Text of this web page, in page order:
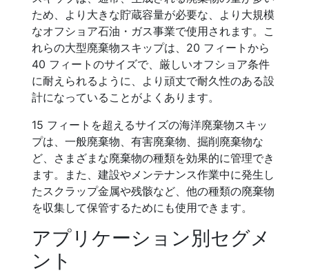
ため、より大きな貯蔵容量が必要な、より大規模
なオフショア石油・ガス事業で使用されます。こ
れらの大型廃棄物スキップは、20 フィートから
40 フィートのサイズで、厳しいオフショア条件
に耐えられるように、より頑丈で耐久性のある設
計になっていることがよくあります。
15 フィートを超えるサイズの海洋廃棄物スキッ
プは、一般廃棄物、有害廃棄物、掘削廃棄物な
ど、さまざまな廃棄物の種類を効果的に管理でき
ます。また、建設やメンテナンス作業中に発生し
たスクラップ金属や残骸など、他の種類の廃棄物
を収集して保管するためにも使用できます。
アプリケーション別セグメ
ント